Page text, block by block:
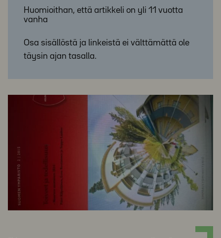
Huomioithan, että artikkeli on yli 11 vuotta
vanha
Osa sisällöstä ja linkeistä ei välttämättä ole
täysin ajan tasalla.